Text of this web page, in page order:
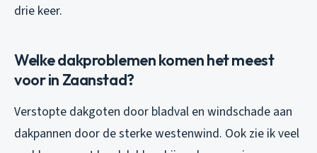
drie keer.
Welke dakproblemen komen het meest
voor in Zaanstad?
Verstopte dakgoten door bladval en windschade aan
dakpannen door de sterke westenwind. Ook zie ik veel